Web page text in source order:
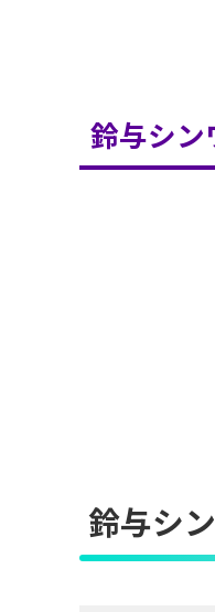
鈴与シン
鈴与シ